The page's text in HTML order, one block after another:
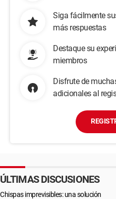
Siga fácilmente
más respuestas
Destaque su
miembros
Disfrute de
adicionales al
ÚLTIMAS DISCUSIONES
Chispas imprevisibles: una solución